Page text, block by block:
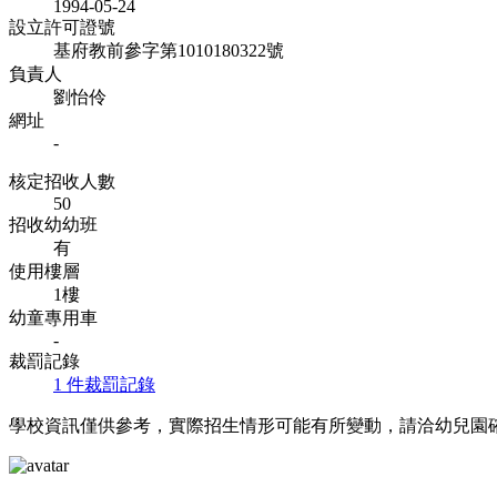
1994-05-24
設立許可證號
基府教前參字第1010180322號
負責人
劉怡伶
網址
-
核定招收人數
50
招收幼幼班
有
使用樓層
1樓
幼童專用車
-
裁罰記錄
1 件裁罰記錄
學校資訊僅供參考，實際招生情形可能有所變動，請洽幼兒園